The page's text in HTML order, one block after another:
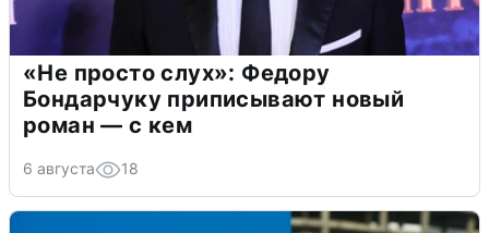
«Не просто слух»: Федору
Бондарчуку приписывают новый
роман — с кем
6 августа 18